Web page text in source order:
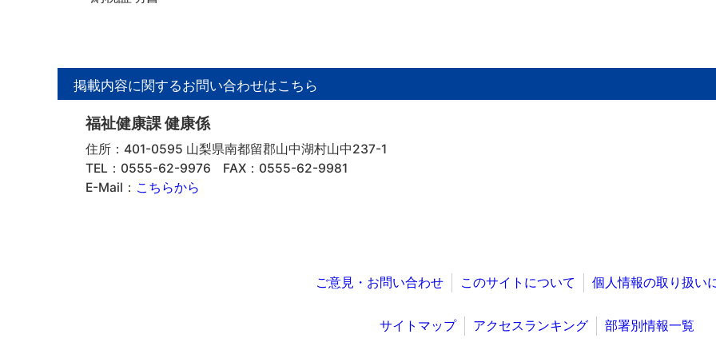
掲載内容に関するお問い合わせはこちら
福祉健康課 健康係
住所：401-0595 山梨県南都留郡山中湖村山中237-1
TEL：0555-62-9976
FAX：0555-62-9981
E-Mail： こちらから
ご意見・お問い合わせ このサイトについて 個人情報の取り扱い
サイトマップ アクセスランキング 部署別情報一覧